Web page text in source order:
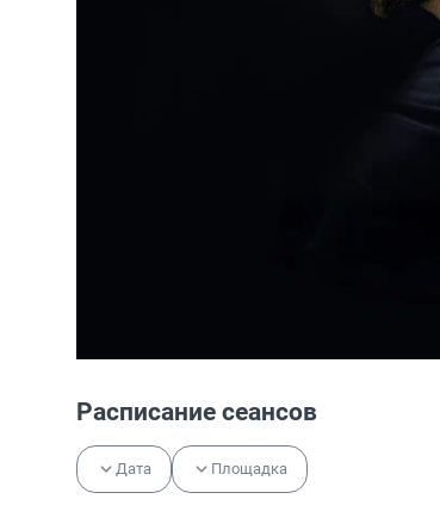
Расписание сеансов
Дата Площадка